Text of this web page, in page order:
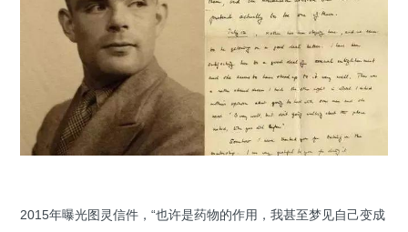
2015年曝光图灵信件，“也许是药物的作用，我甚至梦见自己变成